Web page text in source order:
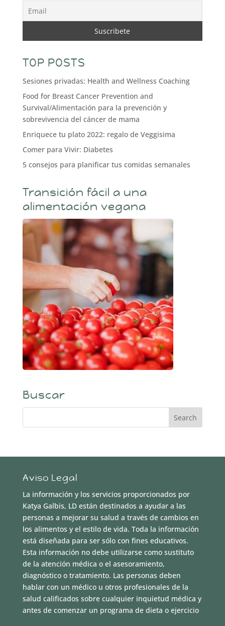
TOP POSTS
Sesiones privadas: Health and Wellness Coaching
Food for Breast Cancer Prevention and
Survival/Alimentación para la prevención y
sobrevivencia del cáncer de mama
Enriquece tu plato 2022: regalo de Veggisima
Comer para Vivir: Diabetes
5 consejos para planificar tus comidas semanales
Transición fácil a una
alimentación vegana
Buscar
Aviso Legal
La información y los servicios proporcionados por
Katya Galbis, LD están destinados a ayudar a las
personas a mejorar su salud a través de cambios en
los alimentos y el estilo de vida. Toda la información
está diseñada para ser sólo con fines educativos.
Esta información no debe utilizarse como sustituto
de la atención médica o el asesoramiento,
diagnóstico o tratamiento. Las personas deben
hablar con un médico u otros profesionales de la
salud calificados sobre cualquier inquietud médica y
antes de comenzar un programa de dieta o ejercicio